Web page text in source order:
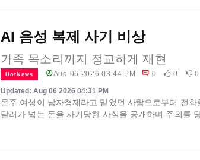
AI 음성 복제 사기 비상
가족 목소리까지 정교하게 재현
HotNews Aug 06 2026 03:44 PM 0 0 0
Updated: Aug 06 2026 04:31 PM
온주 여성이 남자형제라고 믿었던 사람으로부터 전화
달러가 넘는 돈을 사기당한 사실을 공개하며 주의를